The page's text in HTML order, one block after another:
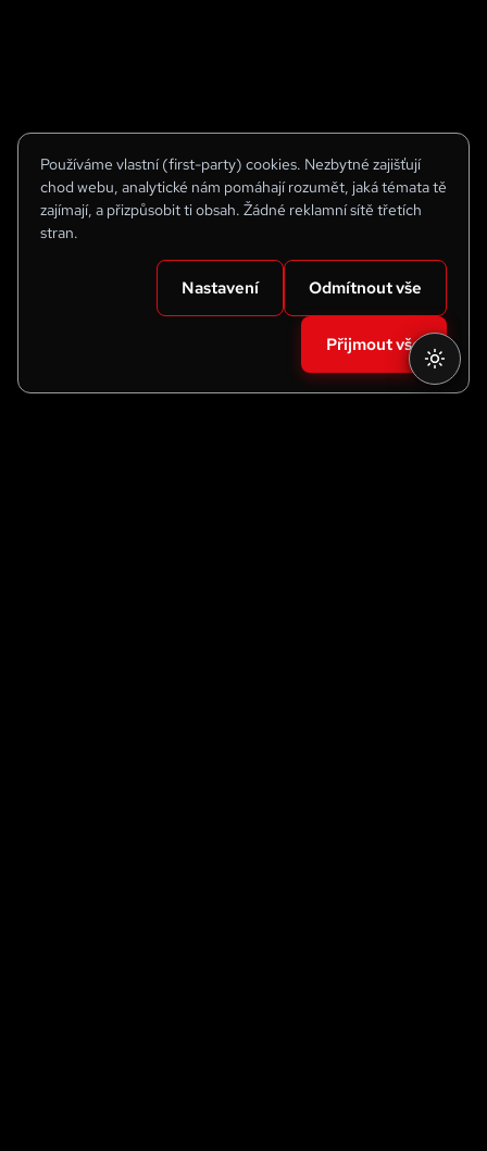
Používáme vlastní (first-party) cookies. Nezbytné zajišťují
chod webu, analytické nám pomáhají rozumět, jaká témata tě
zajímají, a přizpůsobit ti obsah. Žádné reklamní sítě třetích
stran.
Nastavení Odmítnout vše
Přijmout vše